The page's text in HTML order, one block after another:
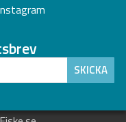
SKICKA